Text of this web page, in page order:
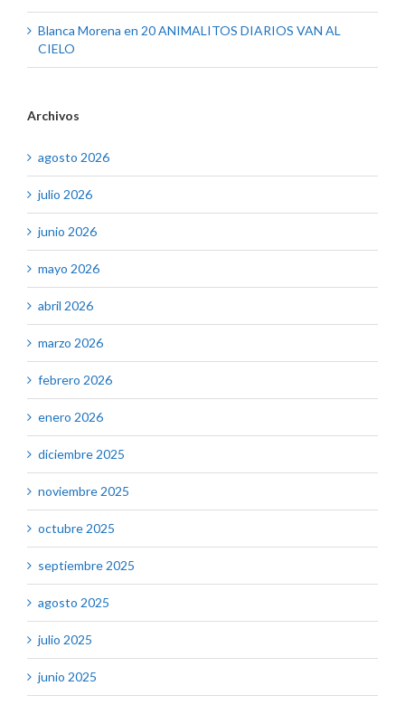
Blanca Morena en 20 ANIMALITOS DIARIOS VAN AL
CIELO
Archivos
agosto 2026
julio 2026
junio 2026
mayo 2026
abril 2026
marzo 2026
febrero 2026
enero 2026
diciembre 2025
noviembre 2025
octubre 2025
septiembre 2025
agosto 2025
julio 2025
junio 2025